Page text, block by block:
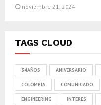
noviembre 21, 2024
TAGS CLOUD
34AÑOS ANIVERSARIO
COLOMBIA COMUNICADO
ENGINEERING INTERES